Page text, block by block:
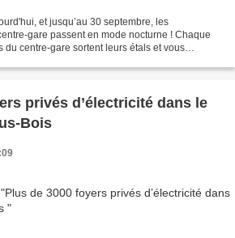
et jusqu’au 30 septembre, les
gare passent en mode nocturne ! Chaque
du centre-gare sortent leurs étals et vous
privés d’électricité dans le
Bois